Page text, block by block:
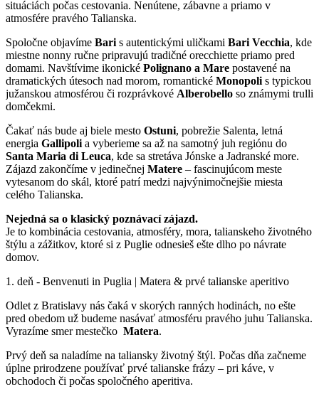
situáciách počas cestovania. Nenútene, zábavne a priamo v
atmosfére pravého Talianska.
Spoločne objavíme Bari s autentickými uličkami Bari Vecchia, kde
miestne nonny ručne pripravujú tradičné orecchiette priamo pred
domami. Navštívime ikonické Polignano a Mare postavené na
dramatických útesoch nad morom, romantické Monopoli s typickou
južanskou atmosférou či rozprávkové Alberobello so známymi trulli
domčekmi.
Čakať nás bude aj biele mesto Ostuni, pobrežie Salenta, letná
energia Gallipoli a vyberieme sa až na samotný juh regiónu do
Santa Maria di Leuca, kde sa stretáva Jónske a Jadranské more.
Zájazd zakončíme v jedinečnej Matere – fascinujúcom meste
vytesanom do skál, ktoré patrí medzi najvýnimočnejšie miesta
celého Talianska.
Nejedná sa o klasický poznávací zájazd.
Je to kombinácia cestovania, atmosféry, mora, talianskeho životného
štýlu a zážitkov, ktoré si z Puglie odnesieš ešte dlho po návrate
domov.
1. deň - Benvenuti in Puglia | Matera & prvé talianske aperitivo
Odlet z Bratislavy nás čaká v skorých ranných hodinách, no ešte
pred obedom už budeme nasávať atmosféru pravého juhu Talianska.
Vyrazíme smer mestečko Matera.
Prvý deň sa naladíme na taliansky životný štýl. Počas dňa začneme
úplne prirodzene používať prvé talianske frázy – pri káve, v
obchodoch či počas spoločného aperitiva.